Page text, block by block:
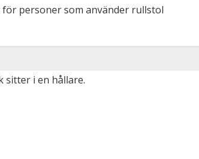
personer som använder rullstol